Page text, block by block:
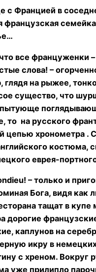
с Францией в
французская
все француженки
слова! –
глядя на рыжее,
существо, что
то на русского
цепью хронометра .
костюма,
еврея-
dieu! – только и
Бога, видя как
тащат в купе
дорогие
каплунов на
икру в
с хреном. Вокруг
уже прилипло